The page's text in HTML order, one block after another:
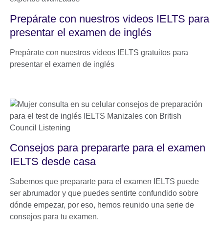
Prepárate con nuestros videos IELTS para
presentar el examen de inglés
Prepárate con nuestros videos IELTS gratuitos para
presentar el examen de inglés
Consejos para prepararte para el examen
IELTS desde casa
Sabemos que prepararte para el examen IELTS puede
ser abrumador y que puedes sentirte confundido sobre
dónde empezar, por eso, hemos reunido una serie de
consejos para tu examen.